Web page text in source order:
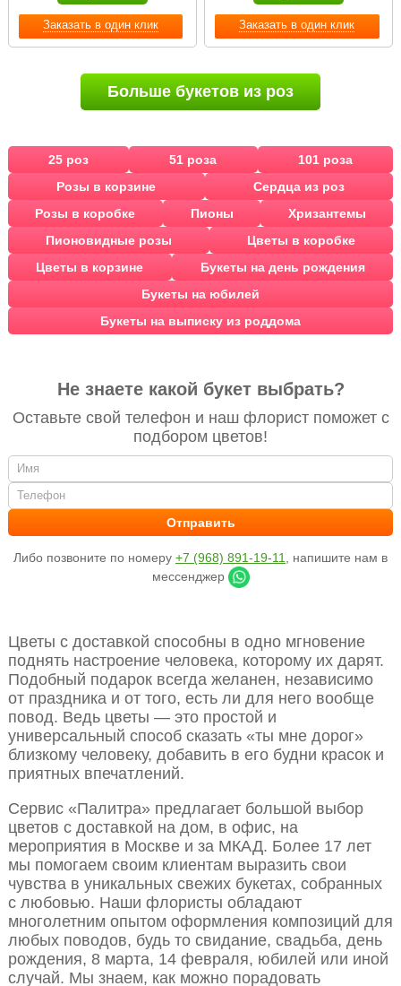
Заказать в один клик Заказать в один клик
Больше букетов из роз
25 роз 51 роза
101 роза
Розы в корзине
Сердца из роз
Розы в коробке
Пионы
Хризантемы
Пионовидные розы
Цветы в коробке
Цветы в корзине
Букеты на день рождения
Букеты на юбилей
Букеты на выписку из роддома
Не знаете какой букет выбрать?
Оставьте свой телефон и наш флорист поможет с
подбором цветов!
Либо позвоните по номеру +7 (968) 891-19-11
, напишите нам в
мессенджер
Цветы с доставкой способны в одно мгновение
поднять настроение человека, которому их дарят.
Подобный подарок всегда желанен, независимо
от праздника и от того, есть ли для него вообще
повод. Ведь цветы — это простой и
универсальный способ сказать «ты мне дорог»
близкому человеку, добавить в его будни красок и
приятных впечатлений.
Сервис «Палитра» предлагает большой выбор
цветов с доставкой на дом, в офис, на
мероприятия в Москве и за МКАД. Более 17 лет
мы помогаем своим клиентам выразить свои
чувства в уникальных свежих букетах, собранных
с любовью. Наши флористы обладают
многолетним опытом оформления композиций для
любых поводов, будь то свидание, свадьба, день
рождения, 8 марта, 14 февраля, юбилей или иной
случай. Мы знаем, как можно порадовать